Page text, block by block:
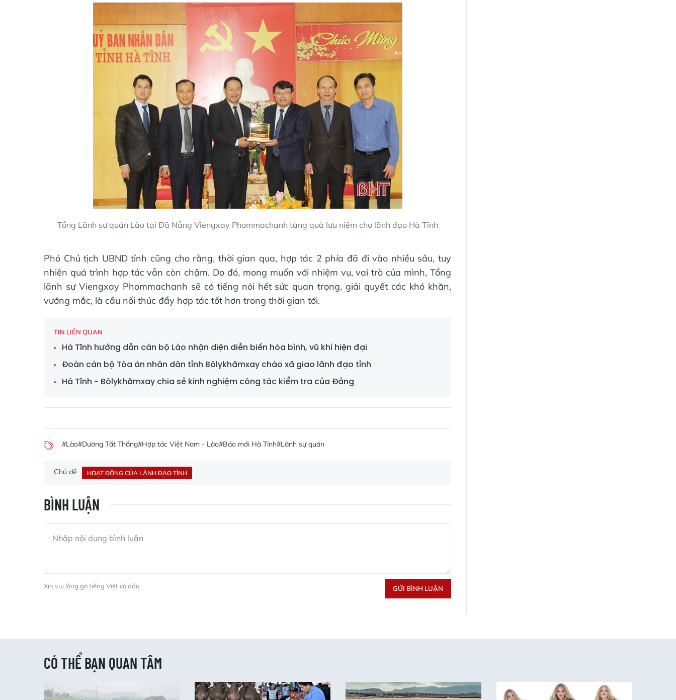
Tổng Lãnh sự quán Lào tại Đã Nẵng Viengxay Phommachanh tặng quà lưu niệm cho lãnh đạo Hà Tĩnh
Phó Chủ tịch UBND tỉnh cũng cho rằng, thời gian qua, hợp tác 2 phía đã đi vào nhiều sâu, tuy
nhiên quá trình hợp tác vẫn còn chậm. Do đó, mong muốn với nhiệm vụ, vai trò của mình, Tổng
lãnh sự Viengxay Phommachanh sẽ có tiếng nói hết sức quan trọng, giải quyết các khó khăn,
vướng mắc, là cầu nối thúc đẩy hợp tác tốt hơn trong thời gian tới.
TIN LIÊN QUAN
Hà Tĩnh hướng dẫn cán bộ Lào nhận diện diễn biến hòa bình, vũ khí hiện đại
Đoàn cán bộ Tòa án nhân dân tỉnh Bôlykhămxay chào xã giao lãnh đạo tỉnh
Hà Tĩnh - Bôlykhămxay chia sẻ kinh nghiệm công tác kiểm tra của Đảng
#Lào#Dương Tất Thắng#Hợp tác Việt Nam - Lào#Báo mới Hà Tĩnh#Lãnh sự quán
Chủ đề HOẠT ĐỘNG CỦA LÃNH ĐẠO TỈNH
BÌNH LUẬN
Xin vui lòng gõ tiếng Việt có dấu GỬI BÌNH LUẬN
CÓ THỂ BẠN QUAN TÂM